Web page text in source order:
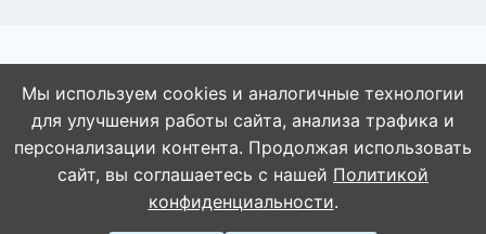
© 2026 АбАлдеть!
Мы используем cookies и аналогичные технологии
для улучшения работы сайта, анализа трафика и
персонализации контента. Продолжая использовать
сайт, вы соглашаетесь с нашей Политикой
конфиденциальности.